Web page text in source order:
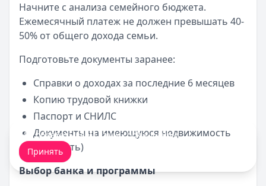
Начните с анализа семейного бюджета.
Ежемесячный платеж не должен превышать 40-
50% от общего дохода семьи.
Подготовьте документы заранее:
Справки о доходах за последние 6 месяцев
Копию трудовой книжки
Паспорт и СНИЛС
Документы на имеющуюся недвижимость
(если есть)
Выбор банка и программы
Мы обрабатываем ваши cookie-файлы.
Принять